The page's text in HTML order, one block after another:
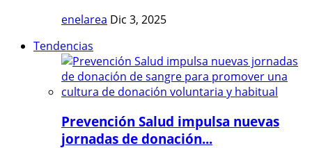
enelarea Dic 3, 2025
Tendencias
Prevención Salud impulsa nuevas
jornadas de donación...